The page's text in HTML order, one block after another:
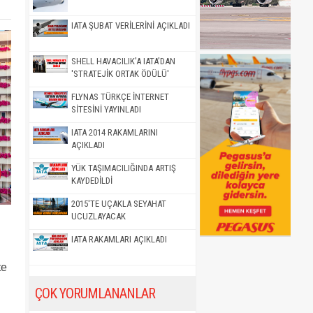
IATA ŞUBAT VERİLERİNİ AÇIKLADI
SHELL HAVACILIK'A IATA'DAN
'STRATEJİK ORTAK ÖDÜLÜ'
FLYNAS TÜRKÇE İNTERNET
SİTESİNİ YAYINLADI
IATA 2014 RAKAMLARINI
AÇIKLADI
YÜK TAŞIMACILIĞINDA ARTIŞ
KAYDEDİLDİ
2015'TE UÇAKLA SEYAHAT
UCUZLAYACAK
IATA RAKAMLARI AÇIKLADI
ÇOK YORUMLANANLAR